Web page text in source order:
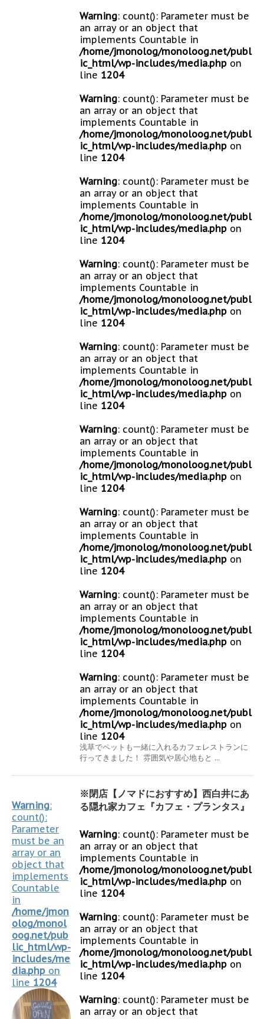
Warning: count(): Parameter must be
an array or an object that
implements Countable in
/home/jmonolog/monoloog.net/publ
ic_html/wp-includes/media.php on
line 1204
Warning: count(): Parameter must be
an array or an object that
implements Countable in
/home/jmonolog/monoloog.net/publ
ic_html/wp-includes/media.php on
line 1204
Warning: count(): Parameter must be
an array or an object that
implements Countable in
/home/jmonolog/monoloog.net/publ
ic_html/wp-includes/media.php on
line 1204
Warning: count(): Parameter must be
an array or an object that
implements Countable in
/home/jmonolog/monoloog.net/publ
ic_html/wp-includes/media.php on
line 1204
Warning: count(): Parameter must be
an array or an object that
implements Countable in
/home/jmonolog/monoloog.net/publ
ic_html/wp-includes/media.php on
line 1204
Warning: count(): Parameter must be
an array or an object that
implements Countable in
/home/jmonolog/monoloog.net/publ
ic_html/wp-includes/media.php on
line 1204
Warning: count(): Parameter must be
an array or an object that
implements Countable in
/home/jmonolog/monoloog.net/publ
ic_html/wp-includes/media.php on
line 1204
Warning: count(): Parameter must be
an array or an object that
implements Countable in
/home/jmonolog/monoloog.net/publ
ic_html/wp-includes/media.php on
line 1204
Warning: count(): Parameter must be
an array or an object that
implements Countable in
/home/jmonolog/monoloog.net/publ
ic_html/wp-includes/media.php on
line 1204
浅草でペットも一緒に入れるカフェレストランに
行ってきました！ 雰囲気や居心地もと ...
Warning:
count():
Parameter
must be an
array or an
object that
implements
Countable
in
/home/jmon
olog/monol
oog.net/pub
lic_html/wp-
includes/me
dia.php on
line 1204
※閉店【ノマドにおすすめ】西白井にあ
る隠れ家カフェ『カフェ・プランタス』
Warning: count(): Parameter must be
an array or an object that
implements Countable in
/home/jmonolog/monoloog.net/publ
ic_html/wp-includes/media.php on
line 1204
Warning: count(): Parameter must be
an array or an object that
implements Countable in
/home/jmonolog/monoloog.net/publ
ic_html/wp-includes/media.php on
line 1204
Warning: count(): Parameter must be
an array or an object that